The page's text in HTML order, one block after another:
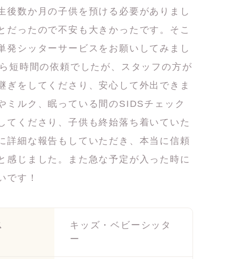
後数か月の子供を預ける必要がありまし
だったので不安も大きかったです。そこ
発シッターサービスをお願いしてみまし
短時間の依頼でしたが、スタッフの方が
ぎをしてくださり、安心して外出できま
ミルク、眠っている間のSIDSチェック
てくださり、子供も終始落ち着いていた
詳細な報告もしていただき、本当に信頼
感じました。また急な予定が入った時に
です！
キッズ・ベビーシッタ
ー